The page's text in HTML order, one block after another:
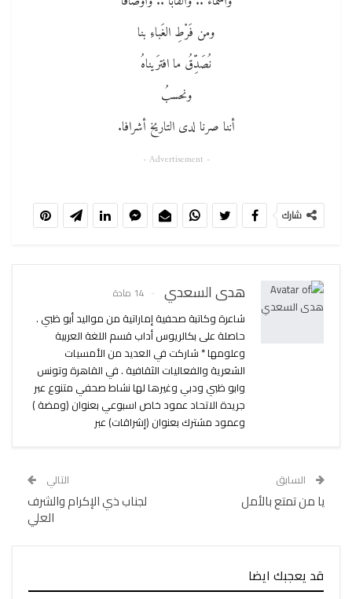
ومن فَرْطِ الغَباءِ بنا
نُصَدِّقُ ما افترَيناهُ
ونحسبُ
أننا صرنا لدى التاريخ أشرافا.
- Advertisement -
شارك
هدى السعدي 14 مادة
شاعرة وكاتبة صحفية إماراتية من مواليد أبو ظبي .
حاصلة على بكالريوس أداب قسم اللغة العربية
وعلومها * شاركت في العديد من الأمسيات
الشعرية والفعاليات الثقافية . في القاهرة وتونس
وابو ظبي ودبي وغيرها لها نشاط صحفي متنوع عبر
جريدة الاتحاد عمود خاص اسبوعي بعنوان (ومضة )
وعمود مشترك بعنوان (إشراقات) عبر
السابق
يا من تمتع بالأمل
التالي
لجناب ذي الإكرام والشرف
العلي
قد يعجبك ايضا